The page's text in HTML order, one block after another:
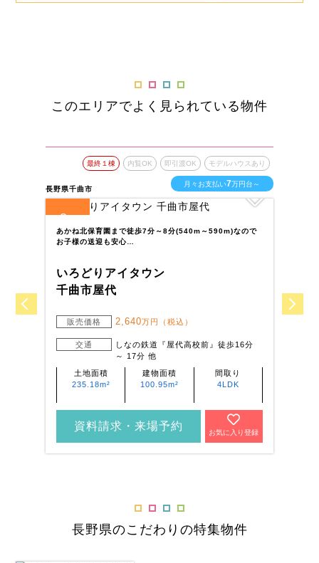
このエリアでよく見られている物件
長野県千曲市
最終１棟 内覧OK 即引渡OK モデルハウスあり
月々お支払い7万円台～
8
あかね北保育園まで徒歩7分～8分(540m～590m)なので
お子様の送迎も安心…
いろどりアイタウン
千曲市屋代
販売価格 2,640万円（税込）
交通
しなの鉄道『屋代高校前』徒歩16分
～ 17分 他
土地面積
235.18m²
建物面積
100.95m²
間取り
4LDK
資料請求・来場予約
お気に入り登録
長野県のこだわりの特集物件